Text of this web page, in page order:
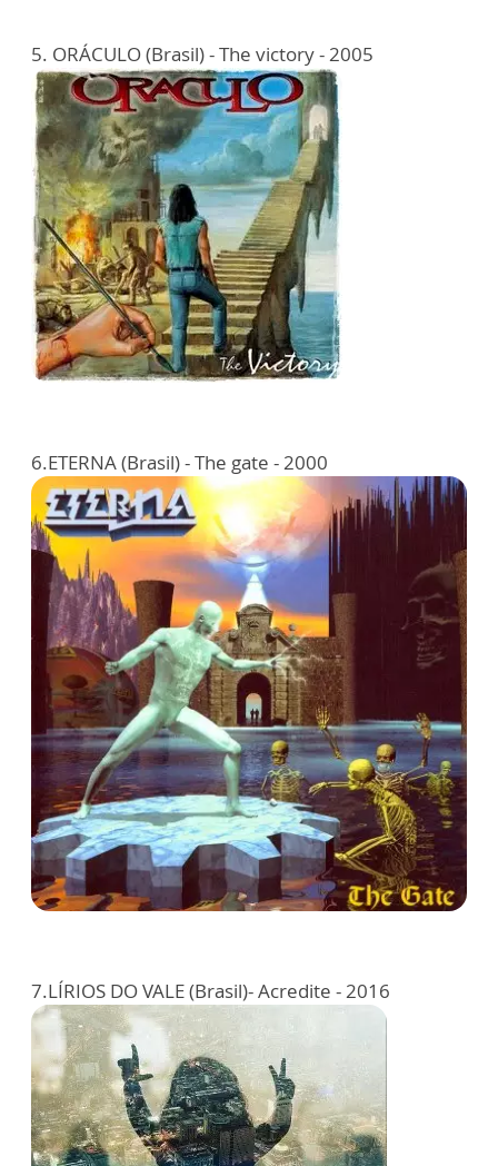
5. ORÁCULO (Brasil) - The victory - 2005
6.ETERNA (Brasil) - The gate - 2000
7.LÍRIOS DO VALE (Brasil)- Acredite - 2016